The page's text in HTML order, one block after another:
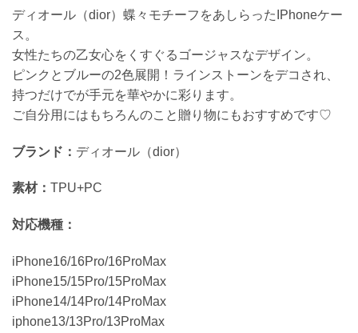
ディオール（dior）蝶々モチーフをあしらったIPhoneケー
ス。
女性たちの乙女心をくすぐるゴージャスなデザイン。
ピンクとブルーの2色展開！ラインストーンをデコされ、
持つだけでが手元を華やかに彩ります。
ご自分用にはもちろんのこと贈り物にもおすすめです♡
ブランド： ディオール（dior）
素材： TPU+PC
対応機種：
iPhone16/16Pro/16ProMax
iPhone15/15Pro/15ProMax
iPhone14/14Pro/14ProMax
iphone13/13Pro/13ProMax